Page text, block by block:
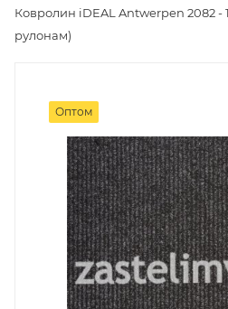
Ковролин iDEAL Antwerpen 2082 -
рулонам)
Оптом